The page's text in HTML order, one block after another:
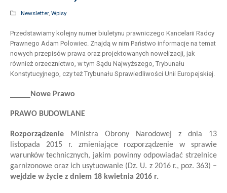
Newsletter, Wpisy
Przedstawiamy kolejny numer biuletynu prawniczego Kancelarii Radcy
Prawnego Adam Polowiec. Znajdą w nim Państwo informacje na temat
nowych przepisów prawa oraz projektowanych nowelizacji, jak
również orzecznictwo, w tym Sądu Najwyższego, Trybunału
Konstytucyjnego, czy też Trybunału Sprawiedliwości Unii Europejskiej.
_____Nowe Prawo
PRAWO BUDOWLANE
Rozporządzenie Ministra Obrony Narodowej z dnia 13
listopada 2015 r. zmieniające rozporządzenie w sprawie
warunków technicznych, jakim powinny odpowiadać strzelnice
garnizonowe oraz ich usytuowanie (Dz. U. z 2016 r., poz. 363) –
wejdzie w życie z dniem 18 kwietnia 2016 r.